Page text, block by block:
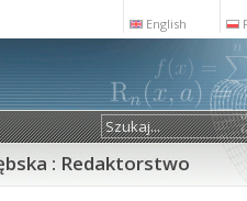
English
: Redaktorstwo